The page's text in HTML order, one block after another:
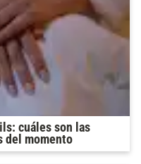
cuáles son las
del momento